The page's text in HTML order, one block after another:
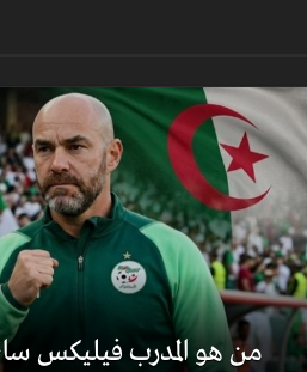
من هو المدرب فيليكس